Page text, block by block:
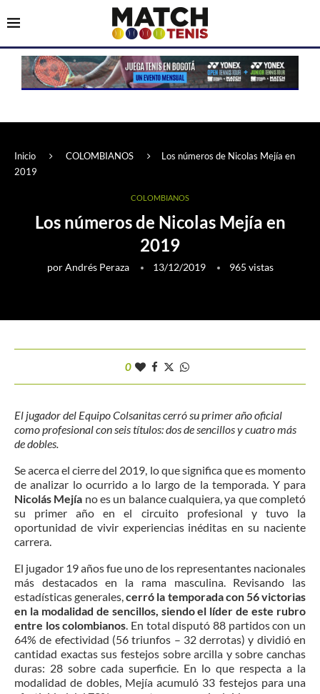
Inicio COLOMBIANOS
Los números de Nicolas Mejía en
2019
COLOMBIANOS
Los números de Nicolas Mejía en
2019
porAndrés Peraza 13/12/2019 965 vistas
0
El jugador del Equipo Colsanitas cerró su primer año oficial
como profesional con seis títulos: dos de sencillos y cuatro más
de dobles.
Se acerca el cierre del 2019, lo que significa que es momento
de analizar lo ocurrido a lo largo de la temporada. Y para
Nicolás Mejía no es un balance cualquiera, ya que completó
su primer año en el circuito profesional y tuvo la
oportunidad de vivir experiencias inéditas en su naciente
carrera.
El jugador 19 años fue uno de los representantes nacionales
más destacados en la rama masculina. Revisando las
estadísticas generales,cerró la temporada con 56 victorias
en la modalidad de sencillos, siendo el líder de este rubro
entre los colombianos. En total disputó 88 partidos con un
64% de efectividad (56 triunfos – 32 derrotas) y dividió en
cantidad exactas sus festejos sobre arcilla y sobre canchas
duras: 28 sobre cada superficie. En lo que respecta a la
modalidad de dobles, Mejía acumuló 33 festejos para una